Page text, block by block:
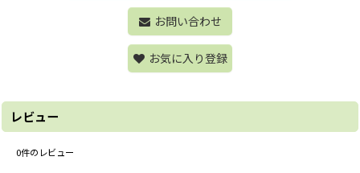
お問い合わせ
お気に入り登録
レビュー
0件のレビュー